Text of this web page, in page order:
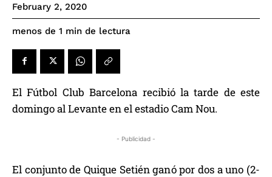
February 2, 2020
menos de 1 min de lectura
El Fútbol Club Barcelona recibió la tarde de este
domingo al Levante en el estadio Cam Nou.
- Publicidad -
El conjunto de Quique Setién ganó por dos a uno (2-